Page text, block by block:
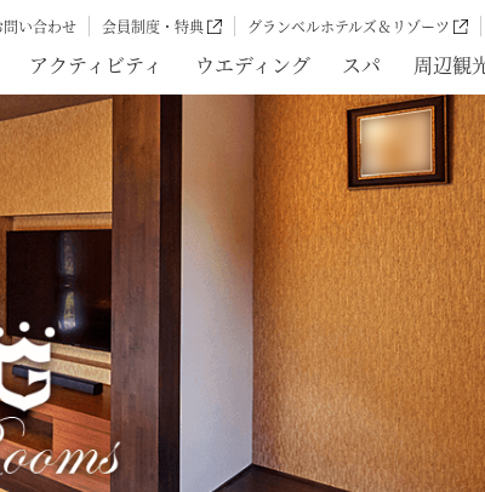
問い合わせ 会員制度・特典 グランベルホテルズ＆リゾーツ
アクティビティ ウエディング スパ 周辺観